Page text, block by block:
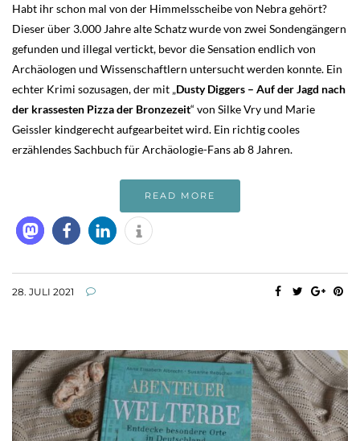
Habt ihr schon mal von der Himmelsscheibe von Nebra gehört?
Dieser über 3.000 Jahre alte Schatz wurde von zwei Sondengängern
gefunden und illegal vertickt, bevor die Sensation endlich von
Archäologen und Wissenschaftlern untersucht werden konnte. Ein
echter Krimi sozusagen, der mit „Dusty Diggers – Auf der Jagd nach
der krassesten Pizza der Bronzezeit“ von Silke Vry und Marie
Geissler kindgerecht aufgearbeitet wird. Ein richtig cooles
erzählendes Sachbuch für Archäologie-Fans ab 8 Jahren.
READ MORE
28. JULI 2021